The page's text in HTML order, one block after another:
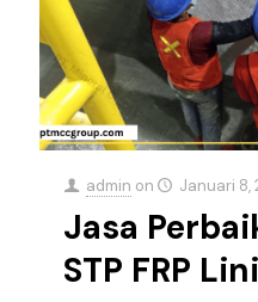
admin on Januari 8,
Jasa
STP FRP